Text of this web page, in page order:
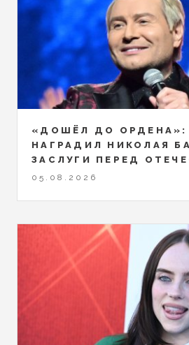
«ДОШЁЛ ДО ОРДЕНА»:
НАГРАДИЛ НИКОЛАЯ
ЗАСЛУГИ ПЕРЕД
05.08.2026